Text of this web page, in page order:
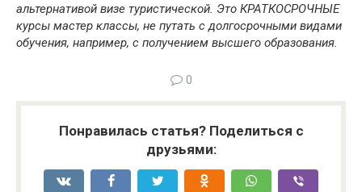
альтернативой визе туристической. Это КРАТКОСРОЧНЫЕ
курсы мастер классы, не путать с долгосрочными видами
обучения, например, с получением высшего образования.
0
Понравилась статья? Поделиться с
друзьями: